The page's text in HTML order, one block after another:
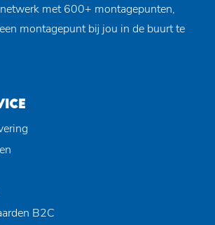
met 600+ montagepunten,
montagepunt bij jou in de buurt te
B2C